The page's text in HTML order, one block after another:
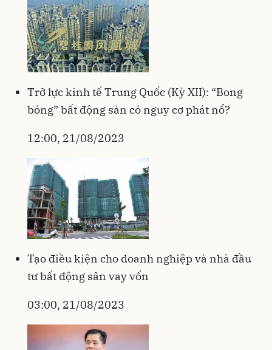
Trở lực kinh tế Trung Quốc (Kỳ XII): “Bong
bóng” bất động sản có nguy cơ phát nổ?
12:00, 21/08/2023
Tạo điều kiện cho doanh nghiệp và nhà đầu
tư bất động sản vay vốn
03:00, 21/08/2023